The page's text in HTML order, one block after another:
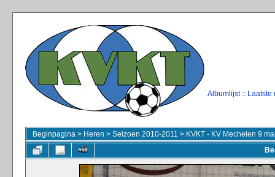
Albumlijst:: Laatste
Beginpagina > Heren > Seizoen 2010-2011 > KVKT - KV Mechelen 9